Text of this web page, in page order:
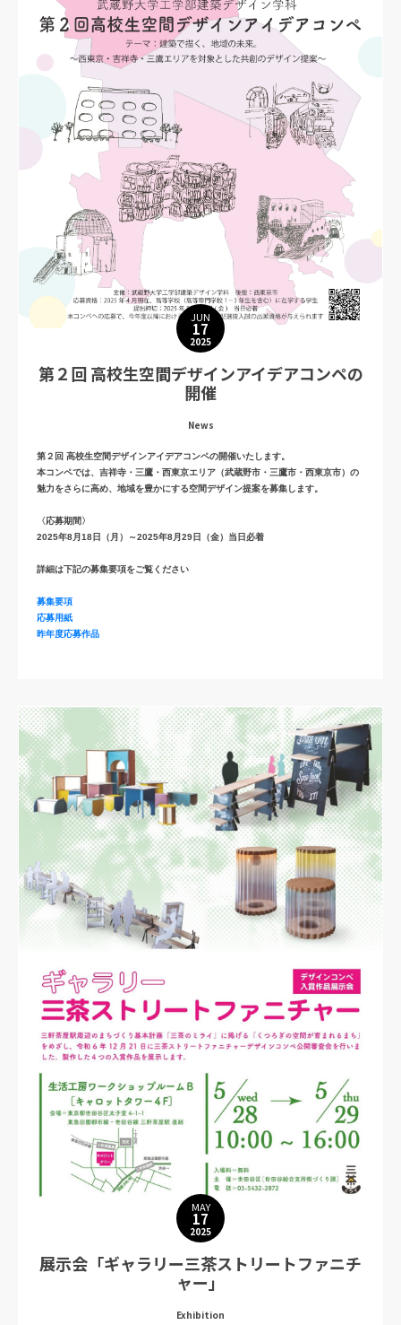
JUN
17
2025
第２回 高校生空間デザインアイデアコンペの
開催
News
第２回 高校生空間デザインアイデアコンペの開催いたします。
本コンペでは、吉祥寺・三鷹・西東京エリア（武蔵野市・三鷹市・西東京市）の
魅力をさらに高め、地域を豊かにする空間デザイン提案を募集します。
〈応募期間〉
2025年8月18日（月）～2025年8月29日（金）当日必着
詳細は下記の募集要項をご覧ください
募集要項
応募用紙
昨年度応募作品
MAY
17
2025
展示会「ギャラリー三茶ストリートファニチ
ャー」
Exhibition